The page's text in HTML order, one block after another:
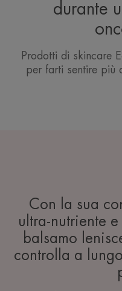
durante
Prodotti di skincare
per farti sentire più
Con la sua
ultra-nutriente
balsamo
controlla a